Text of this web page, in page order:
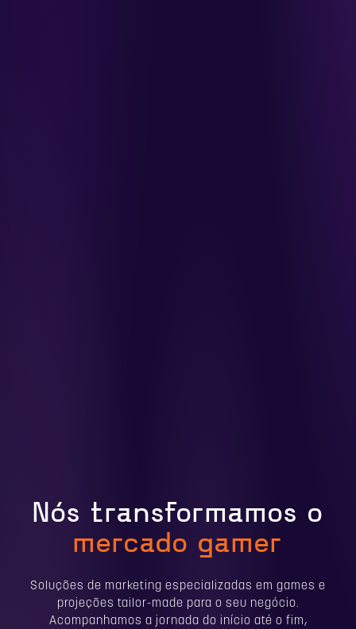
Nós transformamos o
mercado gamer
Soluções de marketing especializadas em games e
projeções tailor-made para o seu negócio.
Acompanhamos a jornada do início até o fim,